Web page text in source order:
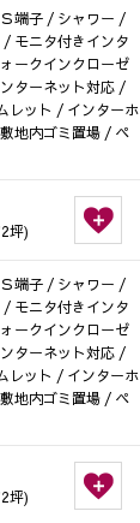
端子 / シャワー /
モニタ付きインタ
ークインクローゼ
ターネット対応 /
レット / インターホ
地内ゴミ置場 / ペ
坪)
端子 / シャワー /
モニタ付きインタ
ークインクローゼ
ターネット対応 /
レット / インターホ
地内ゴミ置場 / ペ
坪)